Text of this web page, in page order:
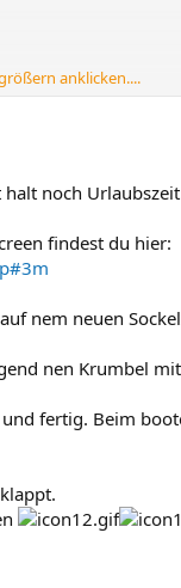
anklicken....
noch Urlaubszeit
findest du hier:
nem neuen
nen Krumbel
fertig. Beim